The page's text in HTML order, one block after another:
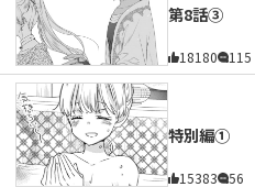
第8話③
18180 115
特別編①
15383 56